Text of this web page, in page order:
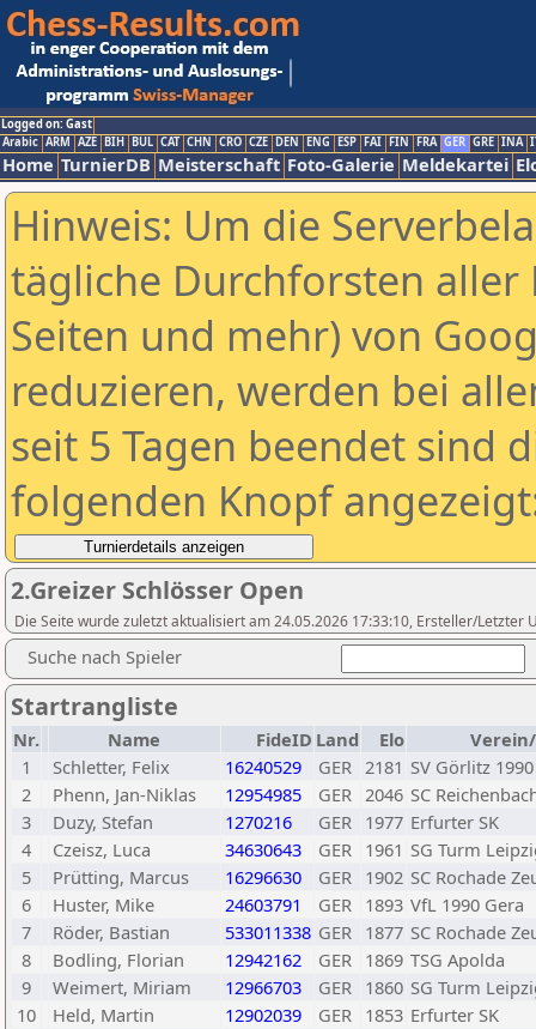
Logged on: Gast
Arabic ARM AZE BIH BUL CAT CHN CRO CZE DEN ENG ESP FAI FIN FRA GER GRE INA
Home TurnierDB Meisterschaft Foto-Galerie Meldekartei
Hinweis: Um die
tägliche Durchforsten aller
Seiten und mehr) von
reduzieren, werden bei
seit 5 Tagen beendet sind
folgenden Knopf
2.Greizer Schlösser Open
Die Seite wurde zuletzt aktualisiert am 24.05.2026 17:33:10, Ersteller/Letzter
Suche nach Spieler
Startrangliste
Nr. Name FideID Land Elo
1
Schletter, Felix 16240529 GER 2181 SV Görlitz 1990
2
Phenn, Jan-Niklas 12954985 GER 2046 SC
3
Duzy, Stefan 1270216 GER 1977 Erfurter SK
4
Czeisz, Luca 34630643 GER 1961 SG Turm
5
Prütting, Marcus 16296630 GER 1902 SC Rochade
6
Huster, Mike 24603791 GER 1893 VfL 1990 Gera
7
Röder, Bastian 533011338 GER 1877 SC Rochade
8
Bodling, Florian 12942162 GER 1869 TSG Apolda
9
Weimert, Miriam 12966703 GER 1860 SG Turm
10
Held, Martin 12902039 GER 1853 Erfurter SK